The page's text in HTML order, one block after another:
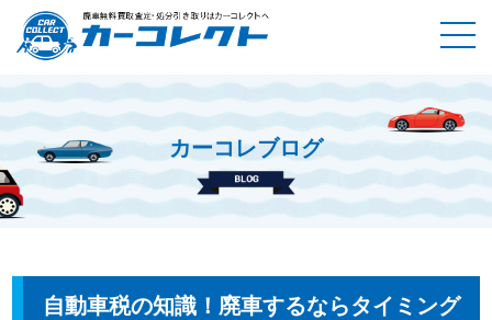
カーコレブログ
ホーム カーコレブログ
自動車税の知識！廃車するならタイミ
ングはいつがおすすめ？
自動車税の知識！廃車するならタイミング